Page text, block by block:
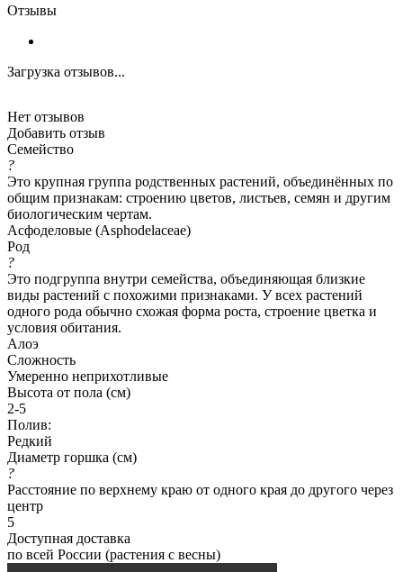
Отзывы
Загрузка отзывов...
Нет отзывов
Добавить отзыв
Семейство
?
Это крупная группа родственных растений, объединённых по
общим признакам: строению цветов, листьев, семян и другим
биологическим чертам.
Асфоделовые (Asphodelaceae)
Род
?
Это подгруппа внутри семейства, объединяющая близкие
виды растений с похожими признаками. У всех растений
одного рода обычно схожая форма роста, строение цветка и
условия обитания.
Алоэ
Сложность
Умеренно неприхотливые
Высота от пола (см)
2-5
Полив:
Редкий
Диаметр горшка (см)
?
Расстояние по верхнему краю от одного края до другого через
центр
5
Доступная доставка
по всей России (растения с весны)